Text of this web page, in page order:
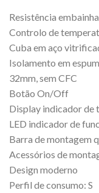
Resistência
Controlo de
Cuba em aço
Isolamento em
32mm, sem CFC
Botão On/Off
Display indicador de
LED indicador de
Barra de montagem
Acessórios de
Design moderno
Perfil de consumo: S